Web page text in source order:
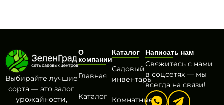
Выбирайте лучшие
сорта — это залог
урожайности,
О
компании
Главная
Каталог
Каталог
Садовый
инвентарь
Комнатные
Написать нам
Свяжитесь с нами
в соцсетях — мы
всегда на связи!